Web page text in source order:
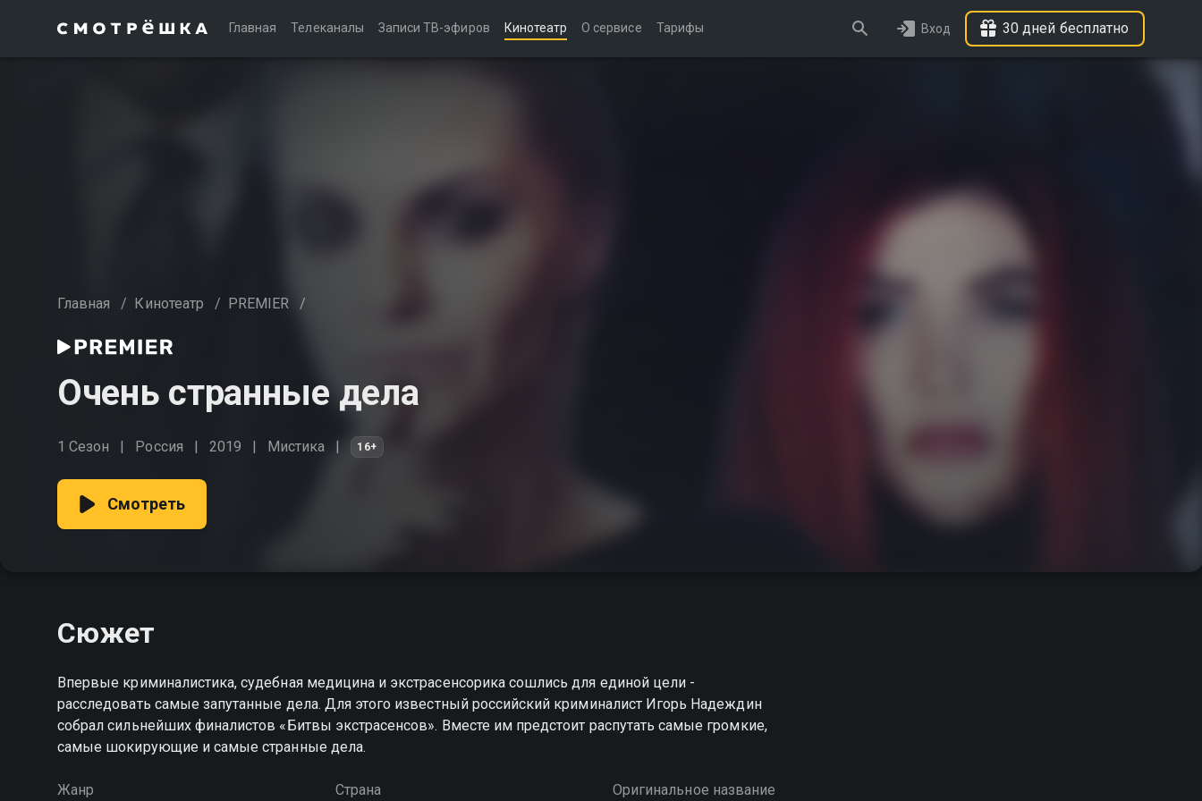
Главная Телеканалы Записи ТВ-эфиров Кинотеатр О сервисе Тарифы Вход 30 дней бесплатно
Главная / Кинотеатр / PREMIER /
Очень странные дела
1 Сезон Россия 2019 Мистика 16+
Смотреть
Сюжет
Впервые криминалистика, судебная медицина и экстрасенсорика сошлись для единой цели -
расследовать самые запутанные дела. Для этого известный российский криминалист Игорь Надеждин
собрал сильнейших финалистов «Битвы экстрасенсов». Вместе им предстоит распутать самые громкие,
самые шокирующие и самые странные дела.
Жанр Страна Оригинальное название